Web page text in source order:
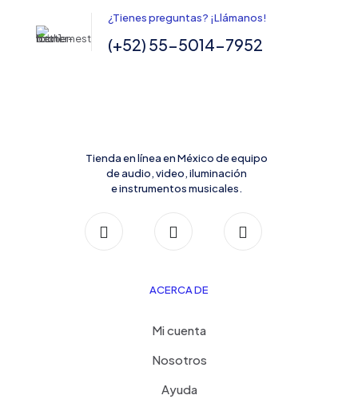
¿Tienes preguntas? ¡Llámanos!
(+52) 55-5014-7952
Tienda en línea en México de equipo
de audio, video, iluminación
e instrumentos musicales.
ACERCA DE
Mi cuenta
Nosotros
Ayuda